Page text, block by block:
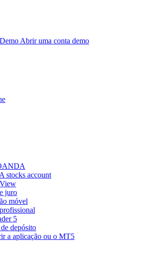
Demo Abrir uma conta demo
stocks account
juro
móvel
5
depósito
a aplicação ou o MT5